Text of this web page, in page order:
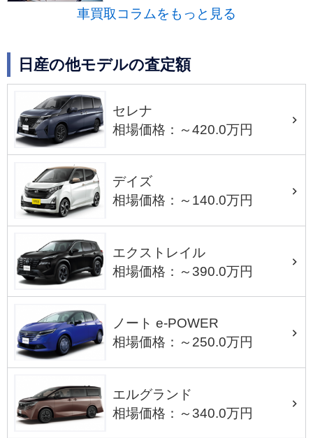
車買取コラムをもっと見る
日産の他モデルの査定額
セレナ
相場価格：～420.0万円
デイズ
相場価格：～140.0万円
エクストレイル
相場価格：～390.0万円
ノート e-POWER
相場価格：～250.0万円
エルグランド
相場価格：～340.0万円